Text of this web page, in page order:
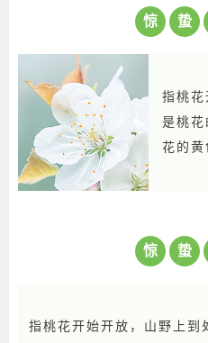
惊 蛰
指桃花
是桃花
花的黄
惊 蛰
指桃花开始开放，山野上到